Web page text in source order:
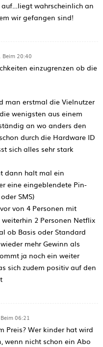
wahrscheinlich an
wir gefangen sind!
Beim 20:40
einzugrenzen ob die
man erstmal die Vielnutzer
wenigsten aus einem
an wo anders den
durch die Hardware ID
sich alles sehr stark
dann halt mal ein
eine eingeblendete Pin-
SMS)
von 4 Personen mit
2 Personen Netflix
ob Basis oder Standard
mehr Gewinn als
ja noch ein weiter
sich zudem positiv auf den
06:21
Preis? Wer kinder hat wird
wenn nicht schon ein Abo